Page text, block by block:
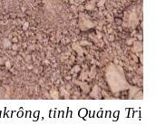
tỉnh Quảng Trị